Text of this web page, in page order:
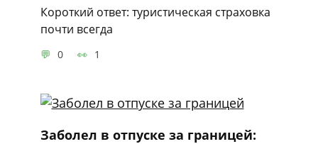
Короткий ответ: туристическая страховка
почти всегда
0 1
Заболел в отпуске за границей: